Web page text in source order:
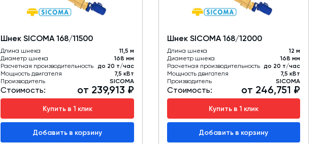
Шнек SICOMA 168/11500
Длина шнека
11,5 м
Диаметр шнека
168 мм
Расчетная производительность до 20 т/час
Мощность двигателя
7,5 кВт
Производитель
SICOMA
Стоимость: от 239,913 ₽
Купить в 1 клик
Добавить в корзину
Шнек SICOMA 168/12000
Длина шнека
12 м
Диаметр шнека
168 мм
Расчетная производительность до 20 т/час
Мощность двигателя
7,5 кВт
Производитель
SICOMA
Стоимость: от 246,751 ₽
Купить в 1 клик
Добавить в корзину